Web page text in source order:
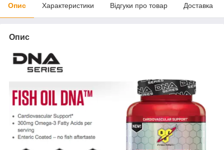
Опис Характеристики Відгуки про товар Доставка
Опис